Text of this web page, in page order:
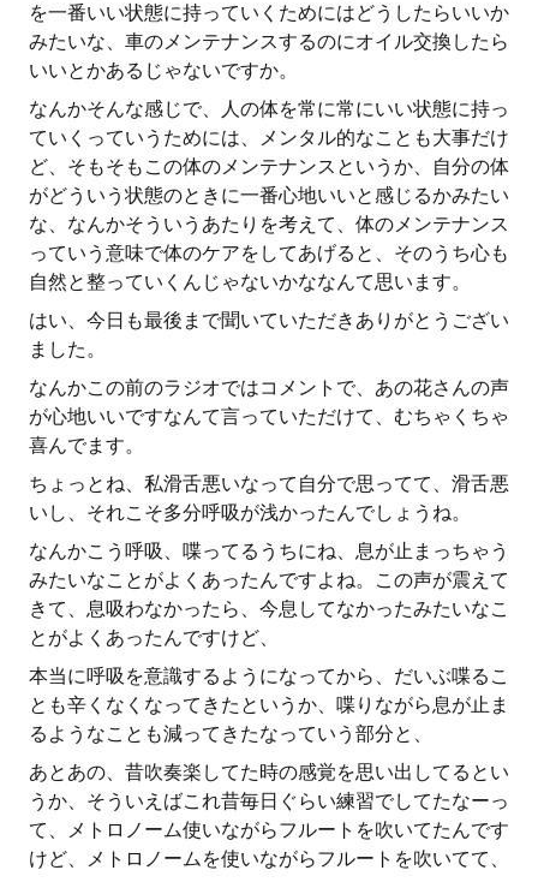
を一番いい状態に持っていくためにはどうしたらいいか
みたいな、車のメンテナンスするのにオイル交換したら
いいとかあるじゃないですか。
なんかそんな感じで、人の体を常に常にいい状態に持っ
ていくっていうためには、メンタル的なことも大事だけ
ど、そもそもこの体のメンテナンスというか、自分の体
がどういう状態のときに一番心地いいと感じるかみたい
な、なんかそういうあたりを考えて、体のメンテナンス
っていう意味で体のケアをしてあげると、そのうち心も
自然と整っていくんじゃないかななんて思います。
はい、今日も最後まで聞いていただきありがとうござい
ました。
なんかこの前のラジオではコメントで、あの花さんの声
が心地いいですなんて言っていただけて、むちゃくちゃ
喜んでます。
ちょっとね、私滑舌悪いなって自分で思ってて、滑舌悪
いし、それこそ多分呼吸が浅かったんでしょうね。
なんかこう呼吸、喋ってるうちにね、息が止まっちゃう
みたいなことがよくあったんですよね。この声が震えて
きて、息吸わなかったら、今息してなかったみたいなこ
とがよくあったんですけど、
本当に呼吸を意識するようになってから、だいぶ喋るこ
とも辛くなくなってきたというか、喋りながら息が止ま
るようなことも減ってきたなっていう部分と、
あとあの、昔吹奏楽してた時の感覚を思い出してるとい
うか、そういえばこれ昔毎日ぐらい練習でしてたなーっ
て、メトロノーム使いながらフルートを吹いてたんです
けど、メトロノームを使いながらフルートを吹いてて、